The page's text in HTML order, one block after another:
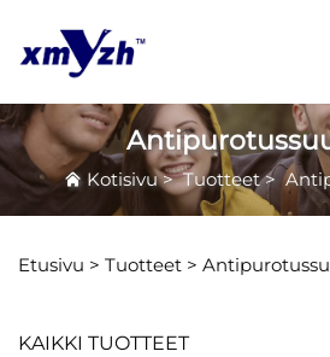
Kotisivu>Tuotteet>
Etusivu > Tuotteet >
KAIKKI TUOTTEET